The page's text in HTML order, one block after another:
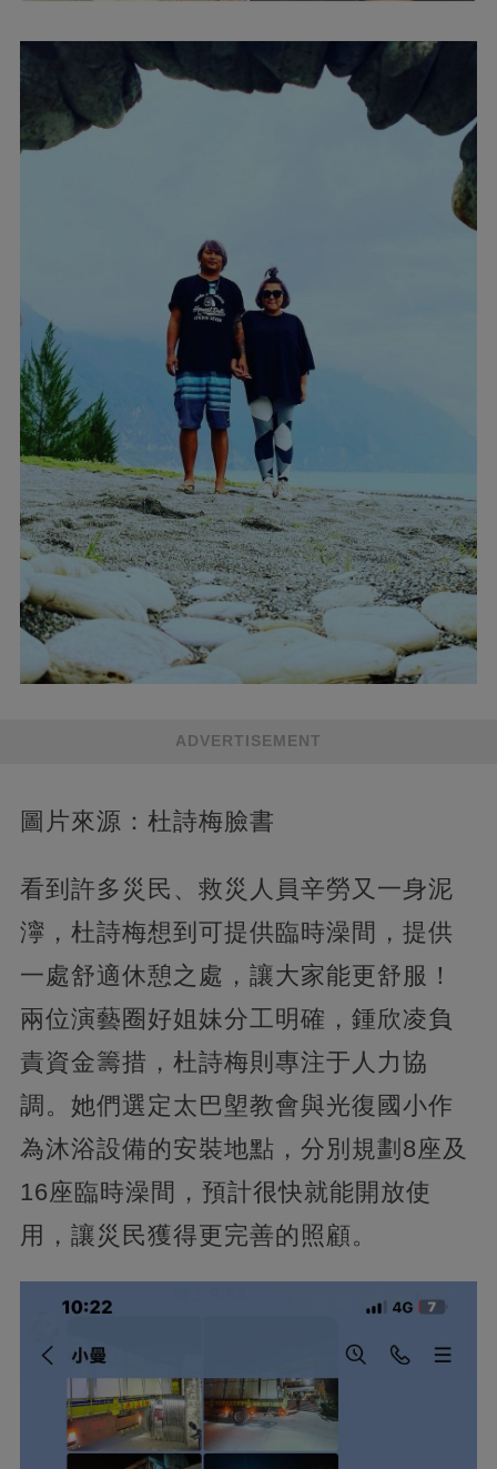
ADVERTISEMENT
圖片來源：杜詩梅臉書
看到許多災民、救災人員辛勞又一身泥
濘，杜詩梅想到可提供臨時澡間，提供
一處舒適休憩之處，讓大家能更舒服！
兩位演藝圈好姐妹分工明確，鍾欣凌負
責資金籌措，杜詩梅則專注于人力協
調。她們選定太巴塱教會與光復國小作
為沐浴設備的安裝地點，分別規劃8座及
16座臨時澡間，預計很快就能開放使
用，讓災民獲得更完善的照顧。